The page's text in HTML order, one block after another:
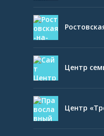
Центр
Центр